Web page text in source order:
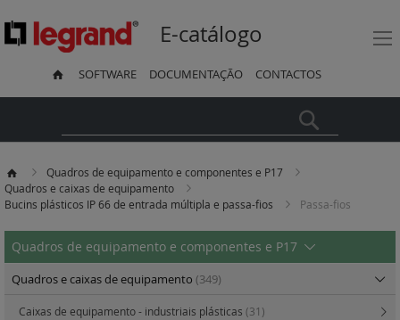
E-catálogo
SOFTWARE DOCUMENTAÇÃO CONTACTOS
Quadros de equipamento e componentes e P17
Quadros e caixas de equipamento
Bucins plásticos IP 66 de entrada múltipla e passa-fios
Passa-fios
Quadros de equipamento e componentes e P17
Quadros e caixas de equipamento (349)
Caixas de equipamento - industriais plásticas (31)